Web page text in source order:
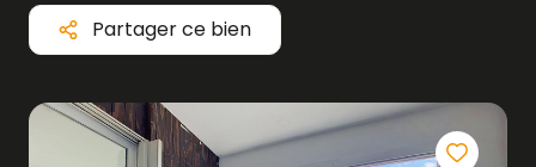
contact
Partager ce bien